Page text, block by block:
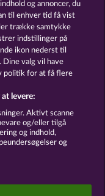
et
og annoncer, du
til enhver tid få vist
trække samtykke
indstillinger på
ikon nederst til
Dine valg vil have
politik for at få flere
levere:
Aktivt scanne
og/eller tilgå
og indhold,
og